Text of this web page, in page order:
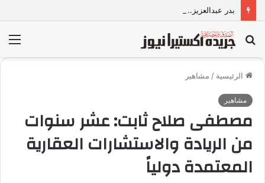
بحث
عن
الرئيسية / مشاهير
مشاهير
مصطفى صلاح ثابت: عشر سنوات
من الريادة والاستشارات العقارية
المعتمدة دولياً